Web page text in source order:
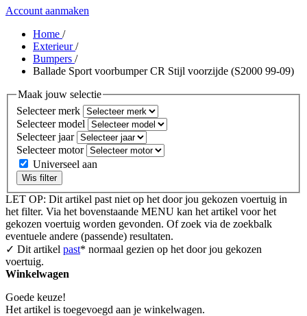
Account aanmaken
Home /
Exterieur/
Bumpers /
Ballade Sport voorbumper CR Stijl voorzijde (S2000 99-09)
Maak jouw selectie
Selecteer merk
Selecteer model
Selecteer jaar
Selecteer motor
Universeel aan
Wis filter
LET OP: Dit artikel past niet op het door jou gekozen voertuig in
het filter. Via het bovenstaande MENU kan het artikel voor het
gekozen voertuig worden gevonden. Of zoek via de zoekbalk
eventuele andere (passende) resultaten.
✓ Dit artikel past* normaal gezien op het door jou gekozen
voertuig.
Winkelwagen
Goede keuze!
Het artikel is toegevoegd aan je winkelwagen.